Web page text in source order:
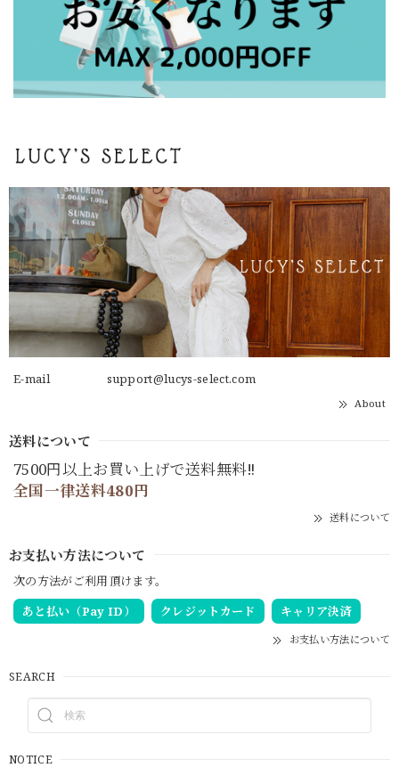
E-mail support@lucys-select.com
About
送料について
7500円以上お買い上げで送料無料‼
全国一律送料480円
送料について
お支払い方法について
次の方法がご利用頂けます。
あと払い（Pay ID）
クレジットカード キャリア決済
お支払い方法について
SEARCH
NOTICE